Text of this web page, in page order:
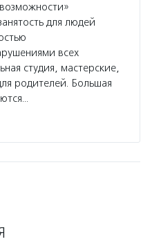
для людей
всех
студия, мастерские,
родителей. Большая